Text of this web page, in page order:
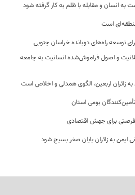
به انسان و مقابله با ظلم به کار گرفته شود
است
و اصول فراموش‌شده انسانیت به جامعه
زائران اربعین، الگوی همدلی و اخلاص است
بومی استان
برای جهش اقتصادی
به زائران پایان صفر بسیج شود